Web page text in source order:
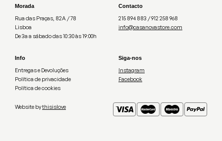
Morada
Rua das Praças, 82A / 78
Lisboa
De 3a a sábado das 10:30 às 19:00h
Contacto
215 894 883 / 912 258 968
info@casanovastore.com
Info
Entregas e Devoluções
Política de privacidade
Política de cookies
Siga-nos
Instagram
Facebook
Website bythisislove